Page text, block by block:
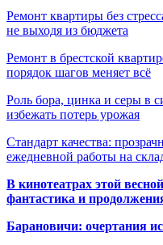
Ремонт квартиры без
не выходя из бюджета
Ремонт в брестской
порядок шагов меняет всё
Роль бора, цинка и серы в
избежать потерь урожая
Стандарт качества:
ежедневной работы на
В кинотеатрах этой
фантастика и
Барановичи: очертания